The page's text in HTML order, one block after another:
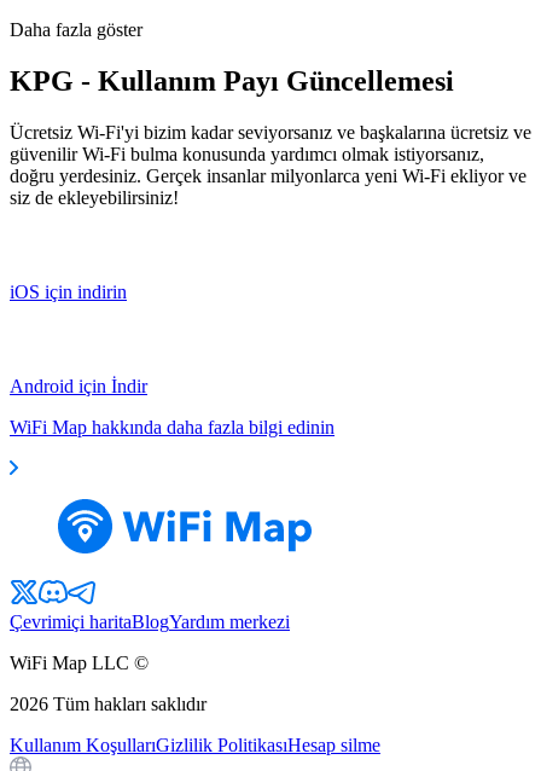
Daha fazla göster
KPG - Kullanım Payı Güncellemesi
Ücretsiz Wi-Fi'yi bizim kadar seviyorsanız ve başkalarına ücretsiz ve
güvenilir Wi-Fi bulma konusunda yardımcı olmak istiyorsanız,
doğru yerdesiniz. Gerçek insanlar milyonlarca yeni Wi-Fi ekliyor ve
siz de ekleyebilirsiniz!
iOS için indirin
Android için İndir
WiFi Map hakkında daha fazla bilgi edinin
Çevrimiçi haritaBlogYardım merkezi
WiFi Map LLC ©
2026 Tüm hakları saklıdır
Kullanım KoşullarıGizlilik PolitikasıHesap silme